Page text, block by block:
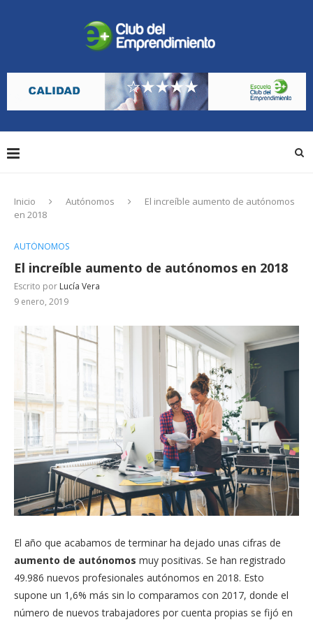
Inicio Autónomos
El increíble aumento de autónomos
en 2018
AUTÓNOMOS
El increíble aumento de autónomos en 2018
Escrito por Lucía Vera
9 enero, 2019
El año que acabamos de terminar ha dejado unas cifras de
aumento de autónomos muy positivas. Se han registrado
49.986 nuevos profesionales autónomos en 2018. Esto
supone un 1,6% más sin lo comparamos con 2017, donde el
número de nuevos trabajadores por cuenta propias se fijó en